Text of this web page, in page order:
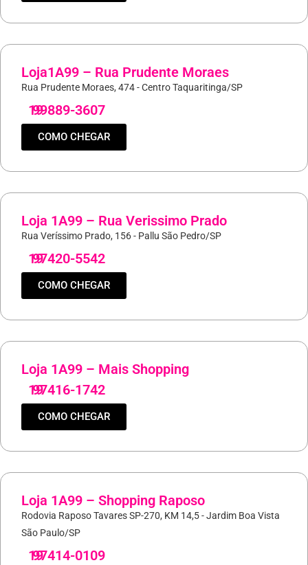
Loja1A99 – Rua Prudente Moraes
Rua Prudente Moraes, 474 - Centro Taquaritinga/SP
19
99889-3607
COMO CHEGAR
Loja 1A99 – Rua Verissimo Prado
Rua Veríssimo Prado, 156 - Pallu São Pedro/SP
19
97420-5542
COMO CHEGAR
Loja 1A99 – Mais Shopping
19
97416-1742
COMO CHEGAR
Loja 1A99 – Shopping Raposo
Rodovia Raposo Tavares SP-270, KM 14,5 - Jardim Boa Vista
São Paulo/SP
19
97414-0109